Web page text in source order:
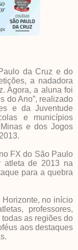
da Cruz e do
a nadadora
Agora, a aluna foi
do Ano”, realizado
e da Juventude
e municípios
e dos Jogos
FX do São Paulo
atleta de 2013 na
para a quebra
no início
professores,
as regiões do
aos destaques